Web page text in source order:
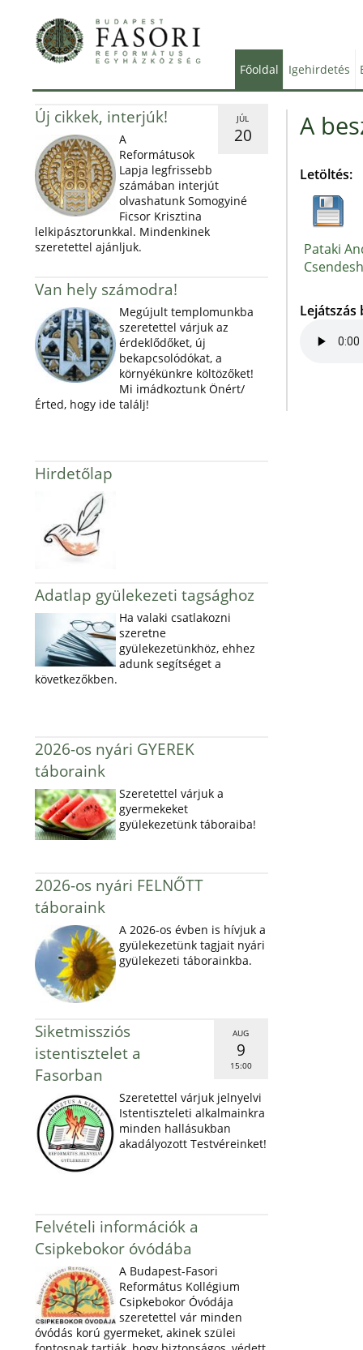
Főoldal Igehirdetés
JÚL
20
Új cikkek, interjúk!
A
Reformátusok
Lapja legfrissebb
számában interjút
olvashatunk Somogyiné
Ficsor Krisztina
lelkipásztorunkkal. Mindenkinek
szeretettel ajánljuk.
Van hely számodra!
Megújult templomunkba
szeretettel várjuk az
érdeklődőket, új
bekapcsolódókat, a
környékünkre költözőket!
Mi imádkoztunk Önért/
Érted, hogy ide találj!
Hirdetőlap
Adatlap gyülekezeti tagsághoz
Ha valaki csatlakozni
szeretne
gyülekezetünkhöz, ehhez
adunk segítséget a
következőkben.
2026-os nyári GYEREK
táboraink
Szeretettel várjuk a
gyermekeket
gyülekezetünk táboraiba!
2026-os nyári FELNŐTT
táboraink
A 2026-os évben is hívjuk a
gyülekezetünk tagjait nyári
gyülekezeti táborainkba.
AUG
9
15:00
Siketmissziós
istentisztelet a
Fasorban
Szeretettel várjuk jelnyelvi
Istentiszteleti alkalmainkra
minden hallásukban
akadályozott Testvéreinket!
Felvételi információk a
Csipkebokor óvódába
A Budapest-Fasori
Református Kollégium
Csipkebokor Óvódája
szeretettel vár minden
óvódás korú gyermeket, akinek szülei
A
Letöltés:
Pataki
Lejátszás